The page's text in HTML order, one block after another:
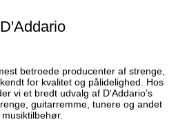
D'Addario
betroede producenter af strenge,
for kvalitet og pålidelighed. Hos
vi et bredt udvalg af D'Addario’s
guitarremme, tunere og andet
musiktilbehør.